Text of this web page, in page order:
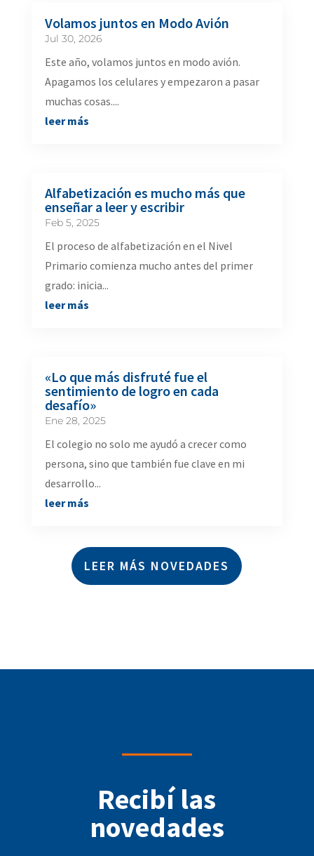
Volamos juntos en Modo Avión
Jul 30, 2026
Este año, volamos juntos en modo avión.
Apagamos los celulares y empezaron a pasar
muchas cosas....
leer más
Alfabetización es mucho más que
enseñar a leer y escribir
Feb 5, 2025
El proceso de alfabetización en el Nivel
Primario comienza mucho antes del primer
grado: inicia...
leer más
«Lo que más disfruté fue el
sentimiento de logro en cada
desafío»
Ene 28, 2025
El colegio no solo me ayudó a crecer como
persona, sino que también fue clave en mi
desarrollo...
leer más
LEER MÁS NOVEDADES
Recibí las
novedades